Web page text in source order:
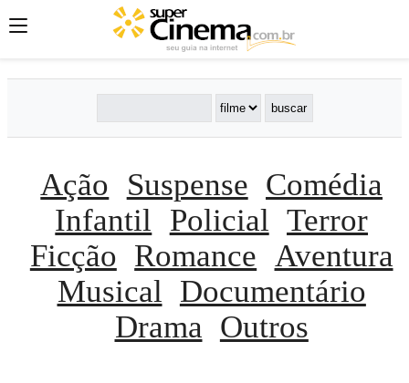
Ação Suspense Comédia
Infantil
Policial Terror
Ficção Romance Aventura
Musical
Documentário
Drama Outros